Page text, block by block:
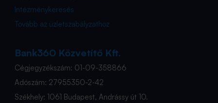
Intézménykeresés
Tovább az üzletszabályzathoz
Bank360 Közvetítő Kft.
Cégjegyzékszám: 01-09-358866
Adószám: 27955350-2-42
Székhely: 1061 Budapest, Andrássy út 10.